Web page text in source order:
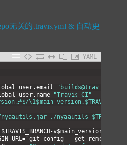
无关的.travis.yml & 自动更
YAML
user.email " builds@travis-
user. name
"Travis CI"
sion :
.*$/
./nyaautils-
$TRAVIS BRANCH-v$main_ version
_ URL=` git config --get remote